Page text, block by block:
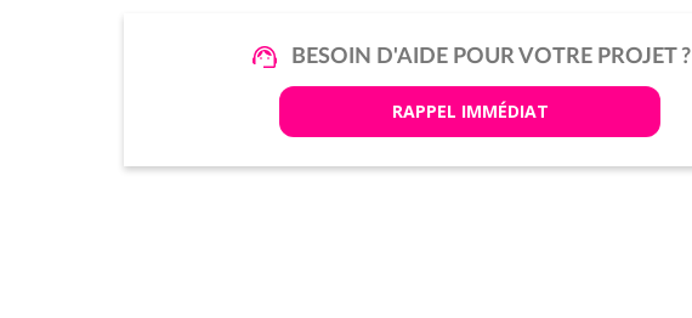
BESOIN D'AIDE POUR VOTRE PROJET ?
RAPPEL IMMÉDIAT